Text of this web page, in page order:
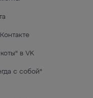
в VK
с собой"